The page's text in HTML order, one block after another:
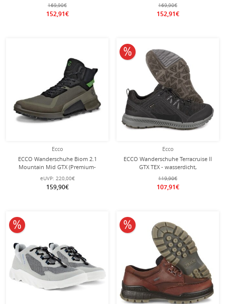
gelb/schwarz Herren
169,90€
152,91€
mochabraun/schwarz Herren
169,90€
152,91€
Ecco
ECCO Wanderschuhe Biom 2.1
Mountain Mid GTX (Premium-
Nubukleder, wasserdicht)
dunkelgrün/schwarz Herren
eUVP: 220,00€
159,90€
Ecco
ECCO Wanderschuhe Terracruise ll
GTX TEX - wasserdicht,
strapazierfähige Sohle - schwarz
Herren
119,90€
107,91€
10% reduziert
10% reduziert 10% reduziert